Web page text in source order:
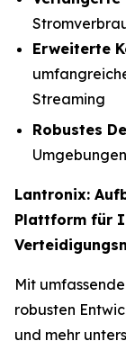
Erweiterte
Streaming
Robustes
Lantronix:
Plattform für
Mit
robusten
und mehr